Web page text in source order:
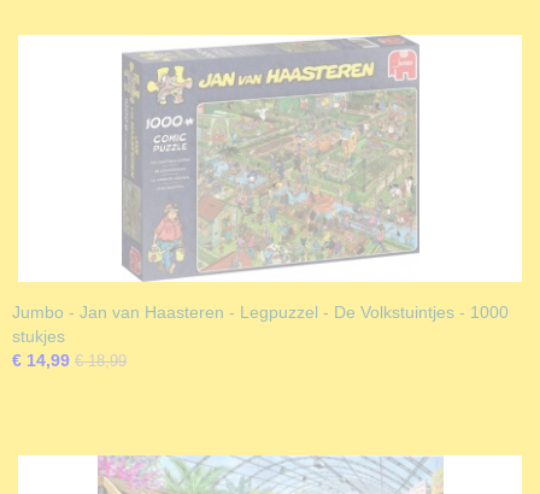
Jumbo - Jan van Haasteren - Legpuzzel - De Volkstuintjes - 1000
stukjes
€ 14,99 € 18,99